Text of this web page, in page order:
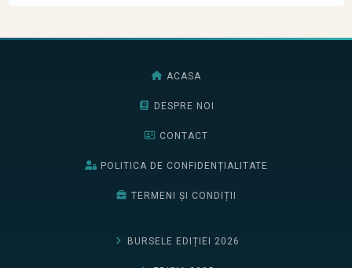
ACASA
DESPRE NOI
CONTACT
POLITICA DE CONFIDENȚIALITATE
TERMENI ȘI CONDIȚII
BURSELE EDIȚIEI 2026